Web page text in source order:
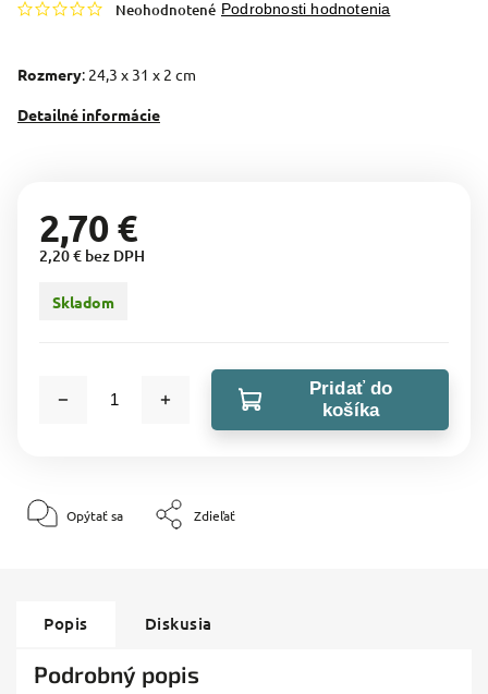
Neohodnotené Podrobnosti hodnotenia
Rozmery: 24,3 x 31 x 2 cm
Detailné informácie
2,70 €
2,20 € bez DPH
Skladom
Pridať do
košíka
Opýtať sa Zdieľať
Popis Diskusia
Podrobný popis